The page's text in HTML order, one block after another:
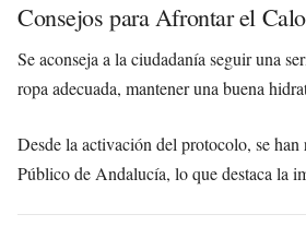
Consejos para Afrontar el
Se aconseja a la ciudadanía seguir una
ropa adecuada, mantener una buena
Desde la activación del protocolo, se
Público de Andalucía, lo que destaca la